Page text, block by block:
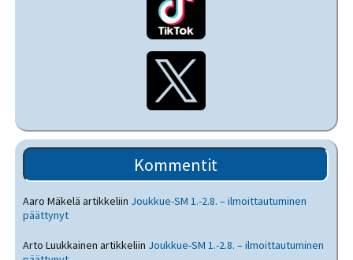
Kommentit
Aaro Mäkelä artikkeliin Joukkue-SM 1.-2.8. – ilmoittautuminen
päättynyt
Arto Luukkainen artikkeliin Joukkue-SM 1.-2.8. – ilmoittautuminen